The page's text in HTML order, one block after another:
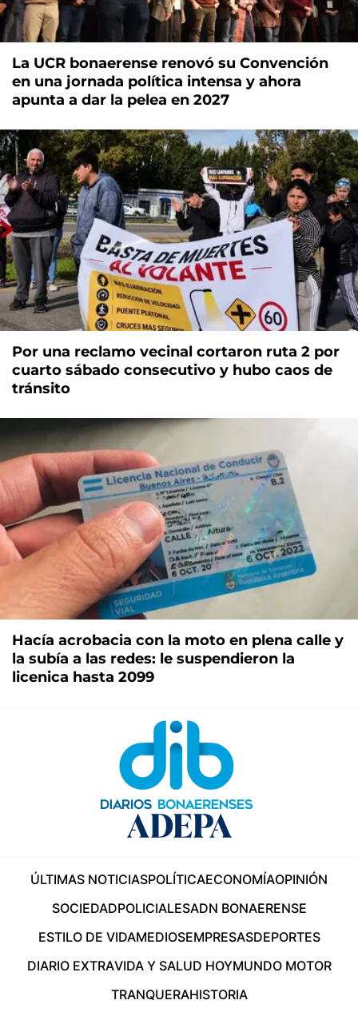
La UCR bonaerense renovó su Convención
en una jornada política intensa y ahora
apunta a dar la pelea en 2027
Por una reclamo vecinal cortaron ruta 2 por
cuarto sábado consecutivo y hubo caos de
tránsito
Hacía acrobacia con la moto en plena calle y
la subía a las redes: le suspendieron la
licenica hasta 2099
ÚLTIMAS NOTICIASPOLÍTICAECONOMÍAOPINIÓN
SOCIEDADPOLICIALESADN BONAERENSE
ESTILO DE VIDAMEDIOSEMPRESASDEPORTES
DIARIO EXTRAVIDA Y SALUD HOYMUNDO MOTOR
TRANQUERAHISTORIA